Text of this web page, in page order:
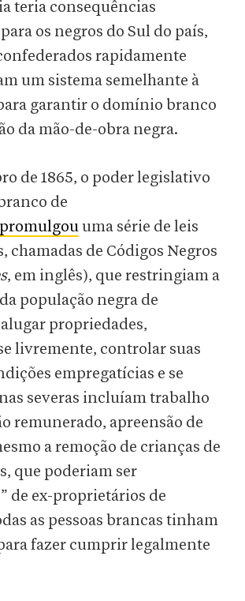
teria consequências
os negros do Sul do país,
rapidamente
um sistema semelhante à
garantir o domínio branco
da mão-de-obra negra.
de 1865, o poder legislativo
de
promulgouuma série de leis
chamadas de Códigos Negros
, em inglês), que restringiam a
população negra de
propriedades,
livremente, controlar suas
empregatícias e se
severas incluíam trabalho
remunerado, apreensão de
a remoção de crianças de
que poderiam ser
de ex-proprietários de
as pessoas brancas tinham
fazer cumprir legalmente